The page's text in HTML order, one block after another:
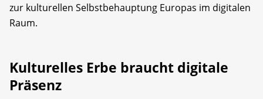
zur kulturellen Selbstbehauptung Europas im digitalen
Raum.
Kulturelles Erbe braucht digitale
Präsenz